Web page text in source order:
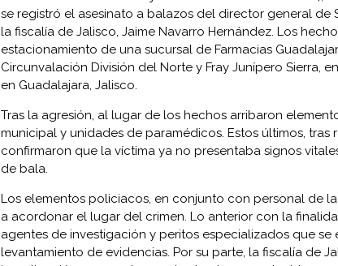
se registró el asesinato a balazos del director general de
la fiscalía de Jalisco, Jaime Navarro Hernández. Los
estacionamiento de una sucursal de Farmacias
Circunvalación División del Norte y Fray Junípero Sierra,
en Guadalajara, Jalisco.
Tras la agresión, al lugar de los hechos arribaron
municipal y unidades de paramédicos. Estos últimos, tras
confirmaron que la víctima ya no presentaba signos
de bala.
Los elementos policiacos, en conjunto con personal de
a acordonar el lugar del crimen. Lo anterior con la
agentes de investigación y peritos especializados que se
levantamiento de evidencias. Por su parte, la fiscalía de